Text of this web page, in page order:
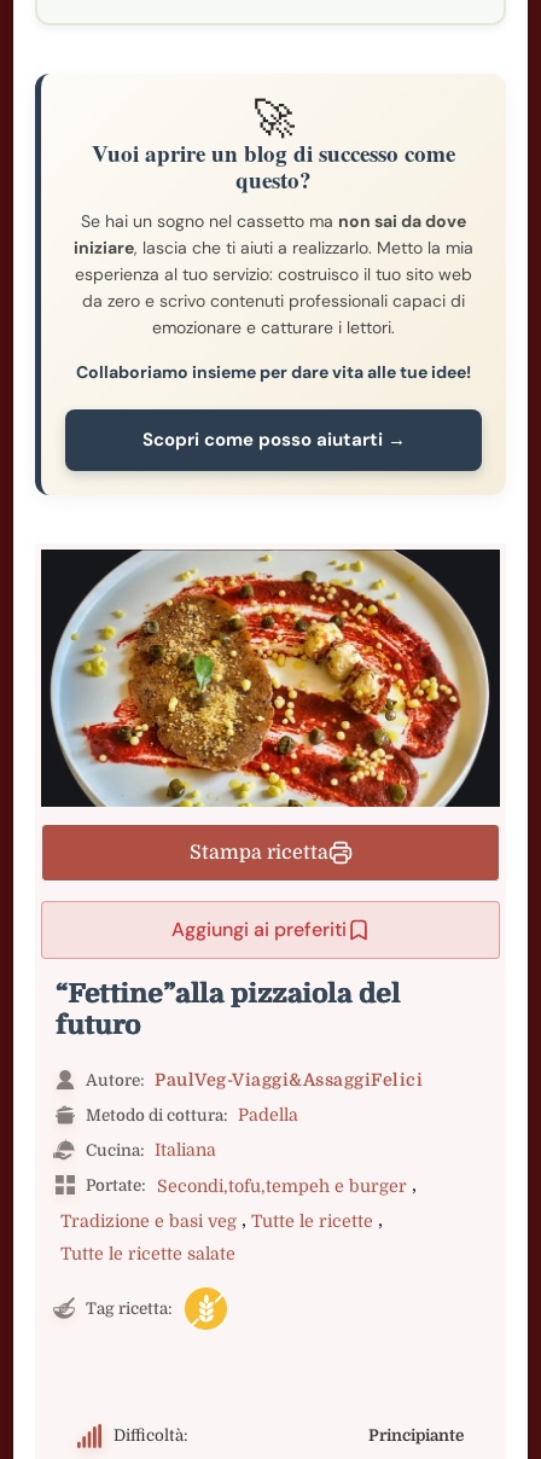
🚀
Vuoi aprire un blog di successo come
questo?
Se hai un sogno nel cassetto ma non sai da dove
iniziare, lascia che ti aiuti a realizzarlo. Metto la mia
esperienza al tuo servizio: costruisco il tuo sito web
da zero e scrivo contenuti professionali capaci di
emozionare e catturare i lettori.
Collaboriamo insieme per dare vita alle tue idee!
Scopri come posso aiutarti →
Stampa ricetta
Aggiungi ai preferiti
“Fettine”alla pizzaiola del
futuro
Autore: PaulVeg-Viaggi&AssaggiFelici
Metodo di cottura: Padella
Cucina: Italiana
Portate: Secondi,tofu,tempeh e burger ,
Tradizione e basi veg , Tutte le ricette ,
Tutte le ricette salate
Tag ricetta:
Difficoltà: Principiante